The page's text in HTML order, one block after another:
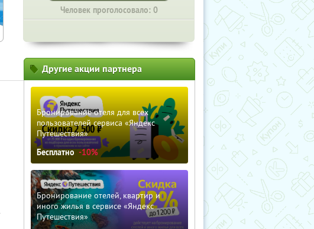
Человек проголосовало: 0
Другие акции партнера
Бронирование отеля для всех
пользователей сервиса «Яндекс
Путешествия»
Бесплатно -10%
Бронирование отелей, квартир и
иного жилья в сервисе «Яндекс
Путешествия»